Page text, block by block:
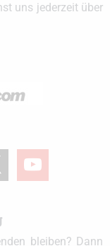
uns jederzeit über
youtube
bleiben? Dann